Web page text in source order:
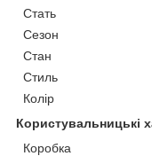
Стать
Сезон
Стан
Стиль
Колір
Користувальницькі
Коробка